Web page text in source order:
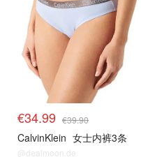
€34.99 €39.90
CalvinKlein 女士内裤3条
@dealmoon.de